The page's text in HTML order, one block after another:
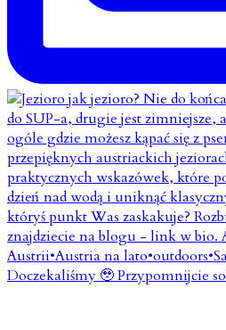
Doczekaliśmy 🥹 Przypomnijcie